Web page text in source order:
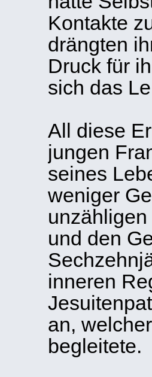
Kontakte
drängten
Druck für
sich das
All diese
jungen
seines
weniger
und den
inneren
an,
begleitete.